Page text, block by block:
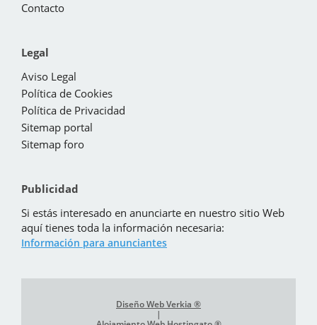
Contacto
Legal
Aviso Legal
Política de Cookies
Política de Privacidad
Sitemap portal
Sitemap foro
Publicidad
Si estás interesado en anunciarte en nuestro sitio Web
aquí tienes toda la información necesaria:
Información para anunciantes
Diseño Web Verkia ®
|